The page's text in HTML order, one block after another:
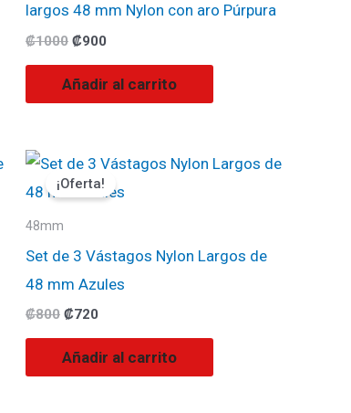
largos 48 mm Nylon con aro Púrpura
₡1000 ₡900
Añadir al carrito
¡Oferta!
48mm
Set de 3 Vástagos Nylon Largos de
48 mm Azules
₡800
El
precio
original
₡720
El
precio
actual
Añadir al carrito